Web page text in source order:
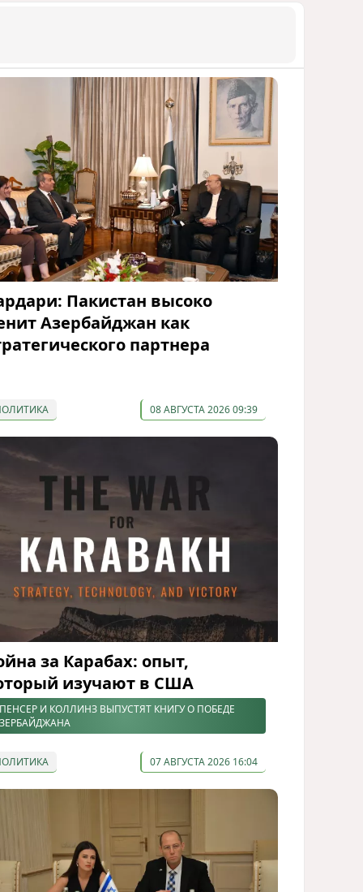
Пакистан высоко
Азербайджан как
партнера
08 АВГУСТА 2026 09:39
за Карабах: опыт,
изучают в США
И КОЛЛИНЗ ВЫПУСТЯТ КНИГУ О ПОБЕДЕ
07 АВГУСТА 2026 16:04